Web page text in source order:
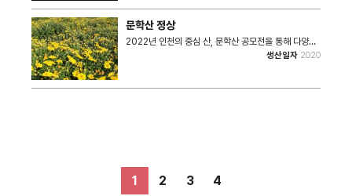
올라 멀리 떠오르는 태양과 함께 가슴 뚫리는 시원함이
있는 진정 인천의 진산 모습들을 사진에 담아 보았다. •
촬영장소 : 문학산 정상 • 촬영일자 : 2020년 10월~12
월 • 사진크기 : 4608x2240 / 2240x4608 • 사
진장수 : 8 #. 해당 사진은 2022 특성화사업 기록물 수
집 공모전 '그 해 우리 문학산은...'을 통해 수집된 사진입
문학산 정상
2022년 인천의 중심 산, 문학산 공모전을 통해 다양한
사진과 이야기를 수집하였다. 문학산 정상부가 개방
올라 멀리 떠오르는 태양과 함께 가슴 뚫리는 시원함이
생산일자 2020
1 2 3 4